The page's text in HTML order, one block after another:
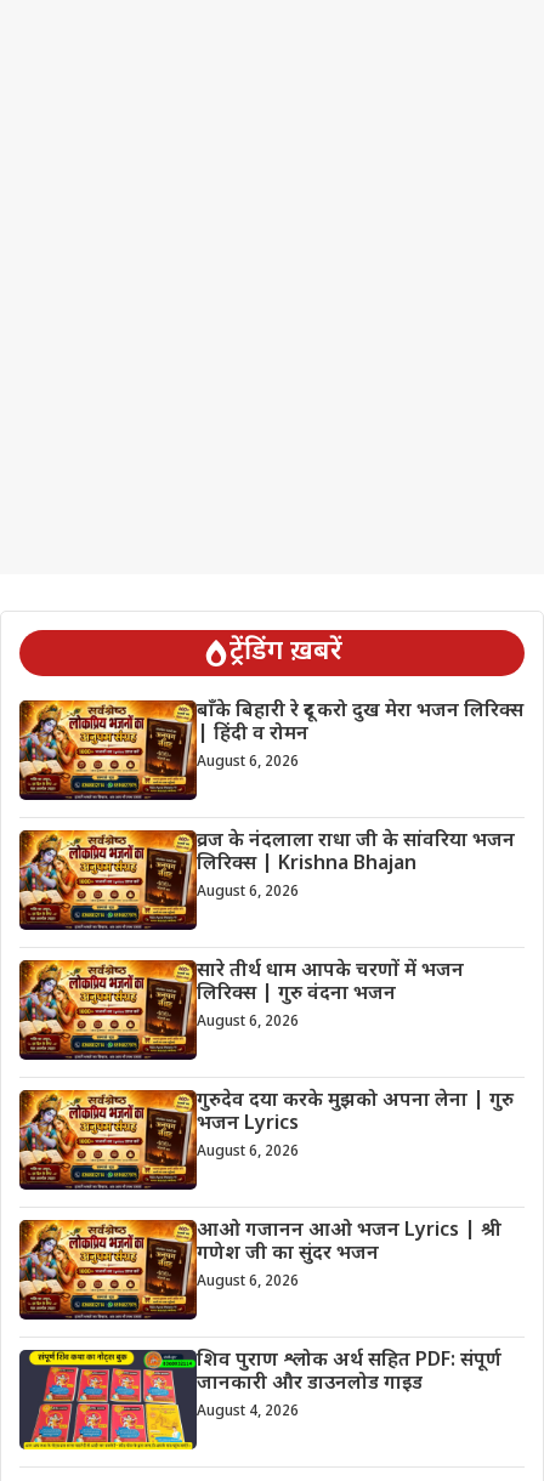
ट्रेंडिंग ख़बरें
बाँके बिहारी रे दूर करो दुख मेरा भजन लिरिक्स
| हिंदी व रोमन
August 6, 2026
व्रज के नंदलाला राधा जी के सांवरिया भजन
लिरिक्स | Krishna Bhajan
August 6, 2026
सारे तीर्थ धाम आपके चरणों में भजन
लिरिक्स | गुरु वंदना भजन
August 6, 2026
गुरुदेव दया करके मुझको अपना लेना | गुरु
भजन Lyrics
August 6, 2026
आओ गजानन आओ भजन Lyrics | श्री
गणेश जी का सुंदर भजन
August 6, 2026
शिव पुराण श्लोक अर्थ सहित PDF: संपूर्ण
जानकारी और डाउनलोड गाइड
August 4, 2026